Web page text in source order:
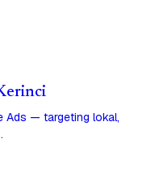
Ads — targeting lokal,